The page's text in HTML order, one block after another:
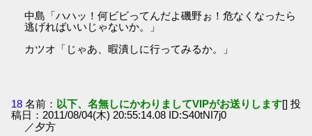
中島「ハハッ！何ビビってんだよ磯野ぉ！危なくなったら
逃げればいいじゃないか。」
カツオ「じゃあ、暇潰しに行ってみるか。」
18 名前： 以下、名無しにかわりましてVIPがお送りします[] 投
稿日：2011/08/04(木) 20:55:14.08 ID:S40tNI7j0
／夕方